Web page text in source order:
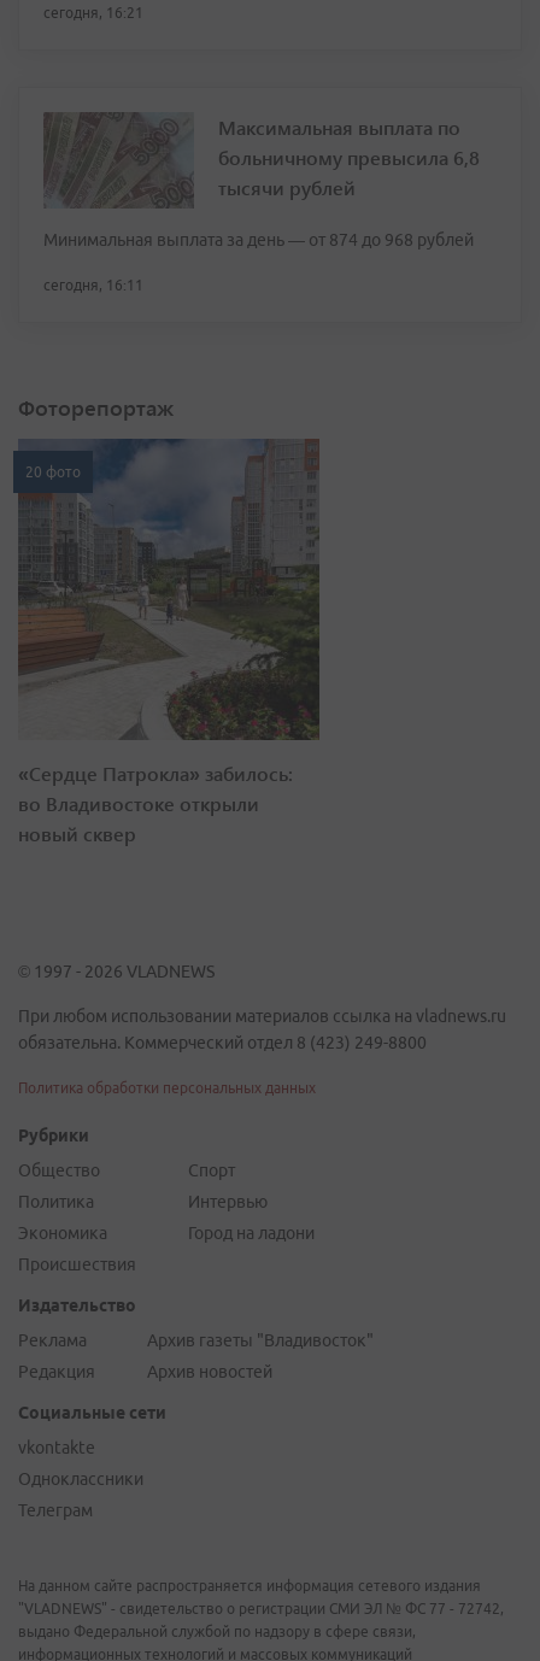
сегодня, 16:21
Максимальная выплата по
больничному превысила 6,8
тысячи рублей
Минимальная выплата за день — от 874 до 968 рублей
сегодня, 16:11
Фоторепортаж
20 фото
«Сердце Патрокла» забилось:
во Владивостоке открыли
новый сквер
© 1997 - 2026 VLADNEWS
При любом использовании материалов ссылка на vladnews.ru
обязательна. Коммерческий отдел 8 (423) 249-8800
Политика обработки персональных данных
Рубрики
Общество
Политика
Экономика
Происшествия
Спорт
Интервью
Город на ладони
Издательство
Реклама
Редакция
Архив газеты "Владивосток"
Архив новостей
Социальные сети
vkontakte
Одноклассники
Телеграм
На данном сайте распространяется информация сетевого издания
"VLADNEWS" - свидетельство о регистрации СМИ ЭЛ № ФС 77 - 72742,
выдано Федеральной службой по надзору в сфере связи,
информационных технологий и массовых коммуникаций